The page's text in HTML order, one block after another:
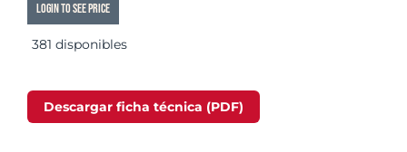
Login to see price
381 disponibles
Descargar ficha técnica (PDF)